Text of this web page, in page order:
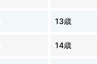
13歳
14歳